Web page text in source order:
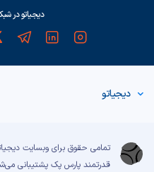
دیجیاتو در
دیجیاتو
تمامی حقوق برای وبسایت
قدرتمند پارس پک پشتیبانی